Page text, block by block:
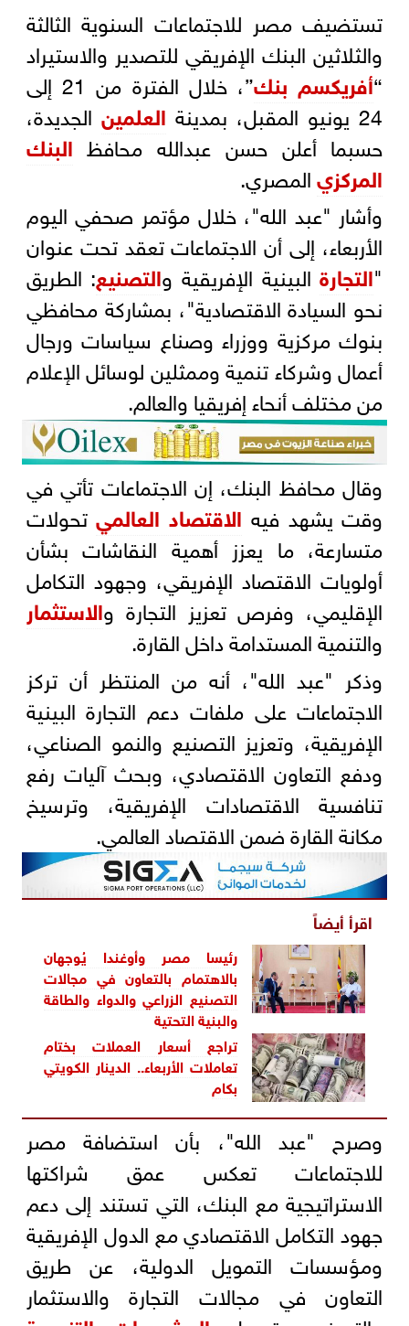
تستضيف مصر للاجتماعات السنوية الثالثة
والثلاثين البنك الإفريقي للتصدير والاستيراد
“أفريكسم بنك
”، خلال الفترة من 21 إلى
24 يونيو المقبل، بمدينة
العلمين الجديدة،
حسبما أعلن حسن عبدالله محافظ البنك
المركزيالمصري.
وأشار "عبد الله"، خلال مؤتمر صحفي اليوم
الأربعاء، إلى أن الاجتماعات تعقد تحت عنوان
"التجارةالبينية الإفريقية والتصنيع: الطريق
نحو السيادة الاقتصادية"، بمشاركة محافظي
بنوك مركزية ووزراء وصناع سياسات ورجال
أعمال وشركاء تنمية وممثلين لوسائل الإعلام
من مختلف أنحاء إفريقيا والعالم.
وقال محافظ البنك، إن الاجتماعات تأتي في
وقت يشهد فيه الاقتصاد العالميتحولات
متسارعة، ما يعزز أهمية النقاشات بشأن
أولويات الاقتصاد الإفريقي، وجهود التكامل
الإقليمي، وفرص تعزيز التجارة والاستثمار
والتنمية المستدامة داخل القارة.
وذكر "عبد الله"، أنه من المنتظر أن تركز
الاجتماعات على ملفات دعم التجارة البينية
الإفريقية، وتعزيز التصنيع والنمو الصناعي،
ودفع التعاون الاقتصادي، وبحث آليات رفع
تنافسية الاقتصادات الإفريقية، وترسيخ
مكانة القارة ضمن الاقتصاد العالمي.
اقرأ أيضاً
رئيسا مصر وأوغندا يُوجهان
بالاهتمام بالتعاون في مجالات
التصنيع الزراعي والدواء والطاقة
والبنية التحتية
تراجع أسعار العملات بختام
تعاملات الأربعاء.. الدينار الكويتي
بكام
وصرح "عبد الله"، بأن استضافة مصر
للاجتماعات تعكس عمق شراكتها
الاستراتيجية مع البنك، التي تستند إلى دعم
جهود التكامل الاقتصادي مع الدول الإفريقية
ومؤسسات التمويل الدولية، عن طريق
التعاون في مجالات التجارة والاستثمار